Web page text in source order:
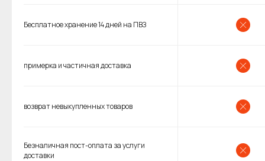
Бесплатное хранение 14 дней на ПВЗ
примерка и частичная доставка
возврат невыкупленных товаров
Безналичная пост-оплата за услуги
доставки